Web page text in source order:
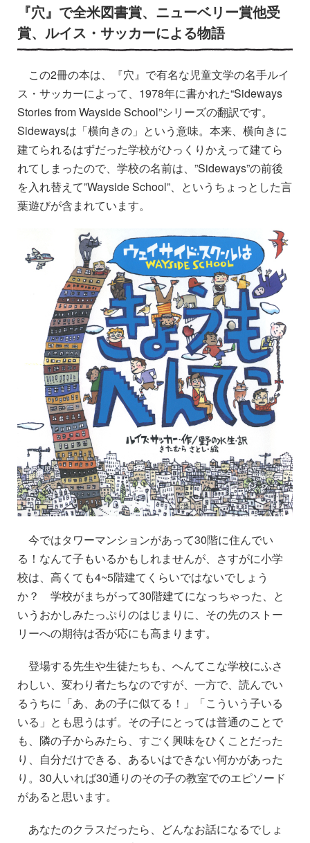
『穴』で全米図書賞、ニューベリー賞他受
賞、ルイス・サッカーによる物語
この2冊の本は、『穴』で有名な児童文学の名手ルイ
ス・サッカーによって、1978年に書かれた“Sideways
Stories from Wayside School”シリーズの翻訳です。
Sidewaysは「横向きの」という意味。本来、横向きに
建てられるはずだった学校がひっくりかえって建てら
れてしまったので、学校の名前は、”Sideways”の前後
を入れ替えて”Wayside School”、というちょっとした言
葉遊びが含まれています。
今ではタワーマンションがあって30階に住んでい
る！なんて子もいるかもしれませんが、さすがに小学
校は、高くても4~5階建てくらいではないでしょう
か？ 学校がまちがって30階建てになっちゃった、と
いうおかしみたっぷりのはじまりに、その先のストー
リーへの期待は否が応にも高まります。
登場する先生や生徒たちも、へんてこな学校にふさ
わしい、変わり者たちなのですが、一方で、読んでい
るうちに「あ、あの子に似てる！」「こういう子いる
いる」とも思うはず。その子にとっては普通のことで
も、隣の子からみたら、すごく興味をひくことだった
り、自分だけできる、あるいはできない何かがあった
り。30人いれば30通りのその子の教室でのエピソード
があると思います。
あなたのクラスだったら、どんなお話になるでしょ